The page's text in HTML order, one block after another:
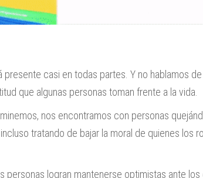
presente casi en todas partes. Y no hablamos
que algunas personas toman frente a la vida.
nos encontramos con personas
tratando de bajar la moral de quienes los
personas logran mantenerse optimistas ante